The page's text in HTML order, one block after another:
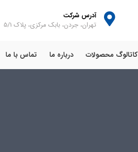
آدرس شرکت
تهران، جردن، بابک مرکزی، پلاک 5/1
کاتالوگ محصولات درباره ما تماس با ما